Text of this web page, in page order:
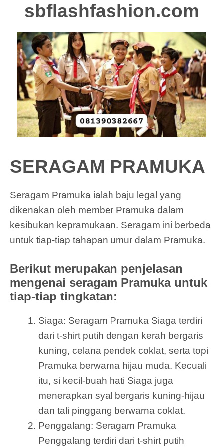
sbflashfashion.com
SERAGAM PRAMUKA
Seragam Pramuka ialah baju legal yang
dikenakan oleh member Pramuka dalam
kesibukan kepramukaan. Seragam ini berbeda
untuk tiap-tiap tahapan umur dalam Pramuka.
Berikut merupakan penjelasan
mengenai seragam Pramuka untuk
tiap-tiap tingkatan:
Siaga: Seragam Pramuka Siaga terdiri
dari t-shirt putih dengan kerah bergaris
kuning, celana pendek coklat, serta topi
Pramuka berwarna hijau muda. Kecuali
itu, si kecil-buah hati Siaga juga
menerapkan syal bergaris kuning-hijau
dan tali pinggang berwarna coklat.
Penggalang: Seragam Pramuka
Penggalang terdiri dari t-shirt putih